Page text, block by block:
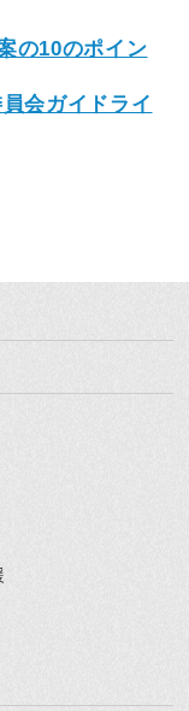
の10のポイン
会ガイドライ